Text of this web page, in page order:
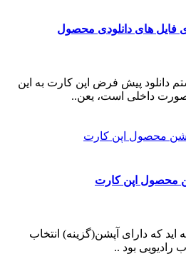
فایل های دانلودی محصول
دانلود پیش فرض اپن کارت به این
داخلی است، یعن..
محصول اپن کارت
اید که دارای آپشن(گزینه) انتخاب
رادیویی بود ..